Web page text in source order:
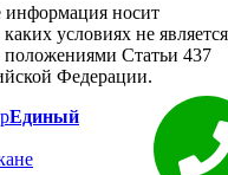
информация носит
условиях не является
Статьи 437
Федерации.
Единый